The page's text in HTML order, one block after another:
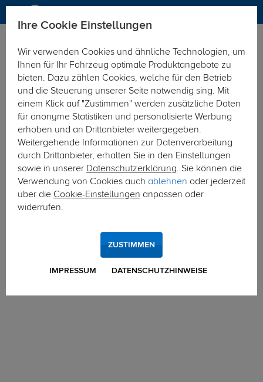
Hier geht's zur Fahrzeugübersicht: Fiat Ducato Kasten/Bus
Ihre Cookie Einstellungen
Wir verwenden Cookies und ähnliche Technologien, um
Ihnen für Ihr Fahrzeug optimale Produktangebote zu
bieten. Dazu zählen Cookies, welche für den Betrieb
und die Steuerung unserer Seite notwendig sing. Mit
einem Klick auf "Zustimmen" werden zusätzliche Daten
für anonyme Statistiken und personalisierte Werbung
erhoben und an Drittanbieter weitergegeben.
Weitergehende Informationen zur Datenverarbeitung
durch Drittanbieter, erhalten Sie in den Einstellungen
sowie in unserer Datenschutzerklärung. Sie können die
Verwendung von Cookies auch ablehnen oder jederzeit
über die Cookie-Einstellungen anpassen oder
widerrufen.
IMPRESSUM DATENSCHUTZHINWEISE
ZUSTIMMEN